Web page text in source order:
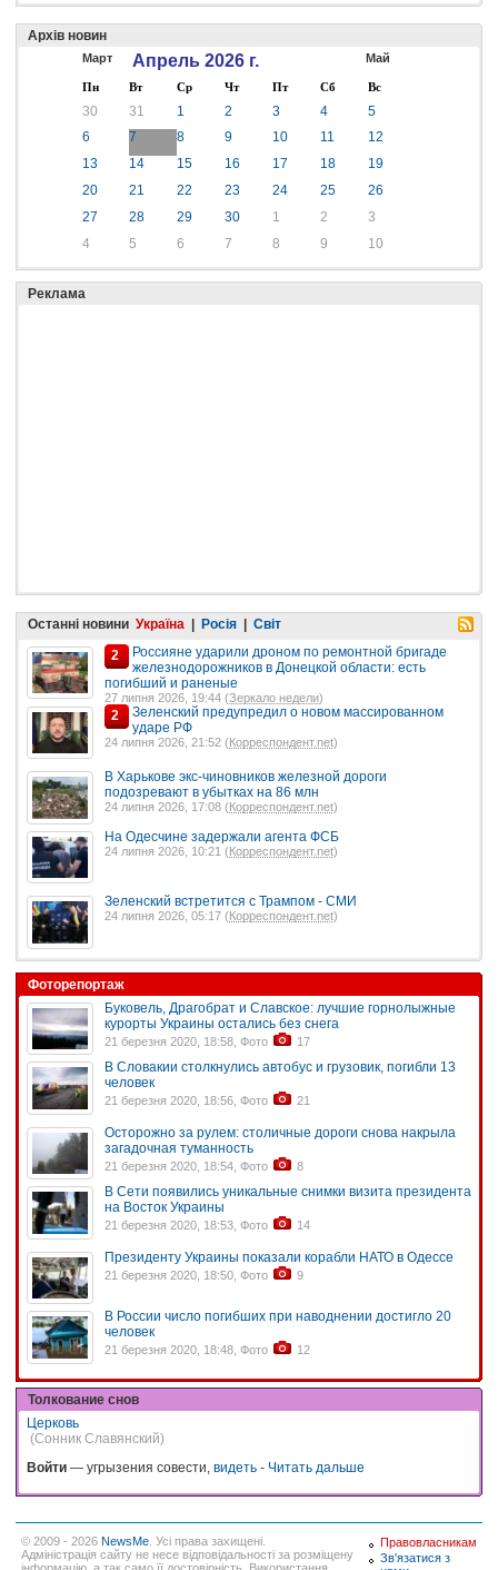
Архів новин
Март Апрель 2026 г. Май
Пн Вт Ср Чт Пт Сб Вс
30 31 1 2 3 4
5
6
7 8 9 10 11
12
13
14 15 16 17 18
19
20
21 22 23 24 25
26
27
28 29 30 1 2
3
4
5 6 7 8 9 10
Реклама
Останні новини Україна | Росія | Світ
2
Россияне ударили дроном по ремонтной бригаде
железнодорожников в Донецкой области: есть
погибший и раненые
27 липня 2026, 19:44 (Зеркало недели)
2
Зеленский предупредил о новом массированном
ударе РФ
24 липня 2026, 21:52 (Корреспондент.net)
В Харькове экс-чиновников железной дороги
подозревают в убытках на 86 млн
24 липня 2026, 17:08 ( Корреспондент.net)
На Одесчине задержали агента ФСБ
24 липня 2026, 10:21 (Корреспондент.net)
Зеленский встретится с Трампом - СМИ
24 липня 2026, 05:17 ( Корреспондент.net)
Фоторепортаж
Буковель, Драгобрат и Славское: лучшие горнолыжные
курорты Украины остались без снега
21 березня 2020, 18:58, Фото 17
В Словакии столкнулись автобус и грузовик, погибли 13
человек
21 березня 2020, 18:56, Фото 21
Осторожно за рулем: столичные дороги снова накрыла
загадочная туманность
21 березня 2020, 18:54, Фото 8
В Сети появились уникальные снимки визита президента
на Восток Украины
21 березня 2020, 18:53, Фото 14
Президенту Украины показали корабли НАТО в Одессе
21 березня 2020, 18:50, Фото 9
В России число погибших при наводнении достигло 20
человек
21 березня 2020, 18:48, Фото 12
Толкование снов
Церковь
(Сонник Славянский)
Войти — угрызения совести, видеть - Читать дальше
© 2009 - 2026 NewsMe . Усі права захищені.
Адміністрація сайту не несе відповідальності за розміщену
інформацію, а так само її достовірність. Використання
Правовласникам
Зв'язатися з